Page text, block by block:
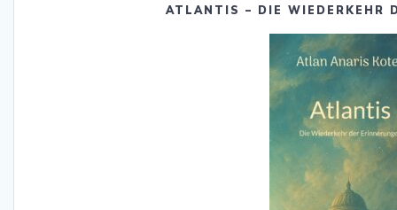
ATLANTIS – DIE WIEDERKEHR